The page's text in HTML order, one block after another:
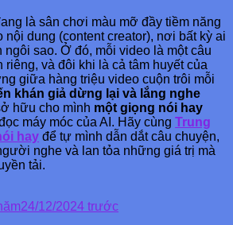
là sân chơi màu mỡ đầy tiềm năng
nội dung (content creator), nơi bất kỳ ai
ngôi sao. Ở đó, mỗi video là một câu
riêng, và đôi khi là cả tâm huyết của
giữa hàng triệu video cuộn trôi mỗi
khán giả dừng lại và lắng nghe
hữu cho mình một giọng nói hay
máy móc của AI. Hãy cùng Trung
hay để tự mình dẫn dắt câu chuyện,
nghe và lan tỏa những giá trị mà
tải.
24/12/2024 trước